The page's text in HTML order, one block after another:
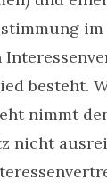
im
besteht.
nimmt
nicht